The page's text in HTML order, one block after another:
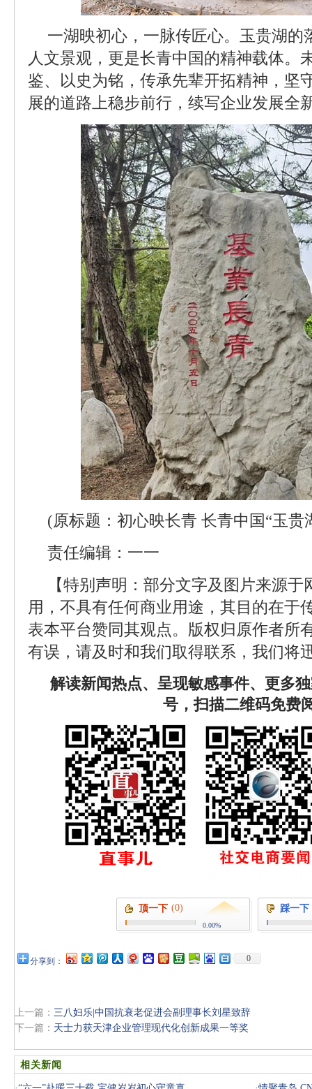
一湖映初心，一脉传匠心。玉贵湖的
人文景观，更是长青中国的精神载体。
鉴、以史为铭，传承先辈开拓精神，坚
展的道路上稳步前行，续写企业发展全
(原标题：初心映长青 长青中国“玉贵
责任编辑：一一
【特别声明：部分文字及图片来源
用，不具有任何商业用途，其目的在于
表本平台赞同其观点。版权归原作者所
有误，请及时和我们取得联系，我们将
解读新闻热点、呈现敏感事件、更多
号，扫描二维码免费
顶一下 (0)
0.00%
踩一下
分享到： 0
上一篇： 三八妇乐|中国抗衰老促进会副理事长刘星致辞
下一篇： 天士力获天津企业管理现代化创新成果一等奖
相关新闻